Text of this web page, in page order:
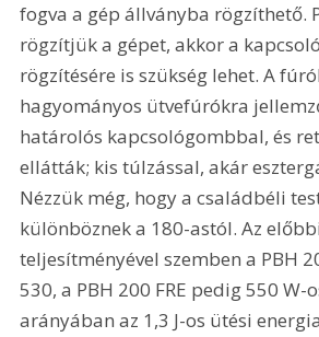
fogva a gép állványba rögzíthető.
rögzítjük a gépet, akkor a
rögzítésére is szükség lehet. A
hagyományos ütvefúrókra
határolós kapcsológombbal, és
ellátták; kis túlzással, akár
Nézzük még, hogy a családbéli
különböznek a 180-astól. Az
teljesítményével szemben a PBH
530, a PBH 200 FRE pedig 550 W-
arányában az 1,3 J-os ütési